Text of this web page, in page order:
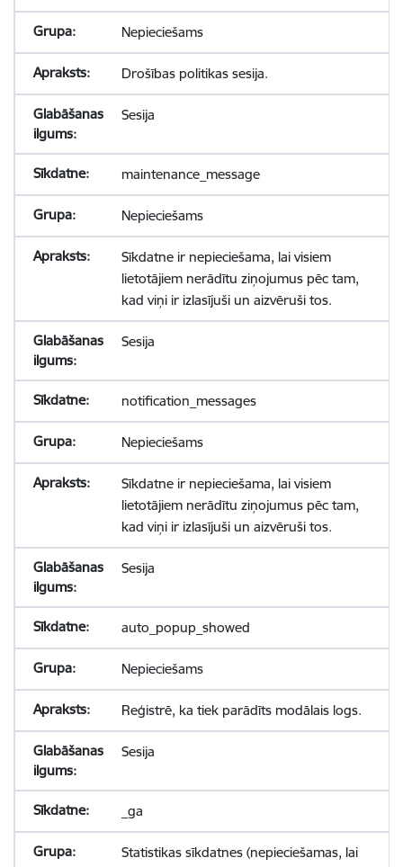
Nepieciešams
Drošības politikas sesija.
Sesija
maintenance_message
Nepieciešams
Sīkdatne ir nepieciešama, lai visiem
lietotājiem nerādītu ziņojumus pēc tam,
kad viņi ir izlasījuši un aizvēruši tos.
Sesija
notification_messages
Nepieciešams
Sīkdatne ir nepieciešama, lai visiem
lietotājiem nerādītu ziņojumus pēc tam,
kad viņi ir izlasījuši un aizvēruši tos.
Sesija
auto_popup_showed
Nepieciešams
Reģistrē, ka tiek parādīts modālais logs.
Sesija
_ga
Statistikas sīkdatnes (nepieciešamas, lai